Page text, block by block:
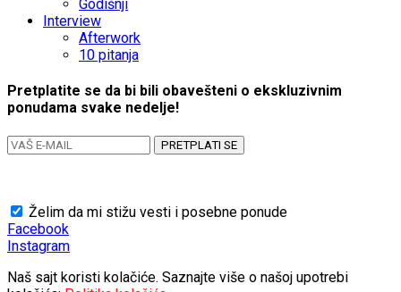
Godišnji
Interview
Afterwork
10 pitanja
Pretplatite se da bi bili obavešteni o ekskluzivnim
ponudama svake nedelje!
PRETPLATI SE
Želim da mi stižu vesti i posebne ponude
Facebook
Instagram
Naš sajt koristi kolačiće. Saznajte više o našoj upotrebi